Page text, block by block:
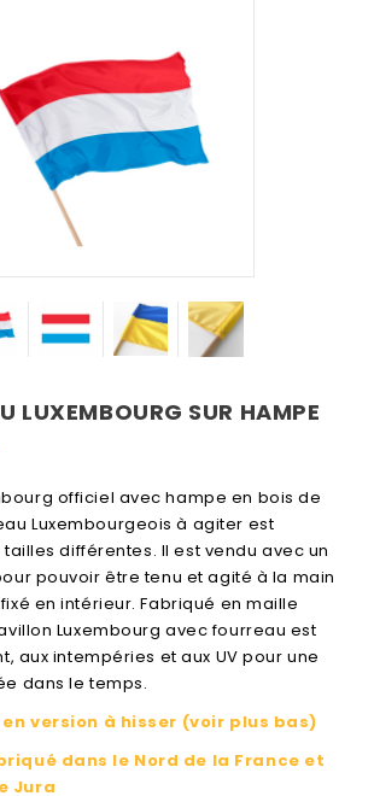
LUXEMBOURG SUR HAMPE
officiel avec hampe en bois de
Luxembourgeois à agiter est
différentes. Il est vendu avec un
pouvoir être tenu et agité à la main
en intérieur. Fabriqué en maille
Luxembourg avec fourreau est
aux intempéries et aux UV pour une
dans le temps.
version à hisser (voir plus bas)
dans le Nord de la France et
Jura